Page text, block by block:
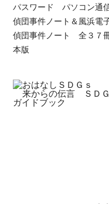
パスワード パソコン通
偵団事件ノート＆風浜電
偵団事件ノート 全３７
本版